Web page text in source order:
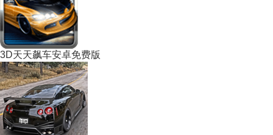
3D天天飙车安卓免费版